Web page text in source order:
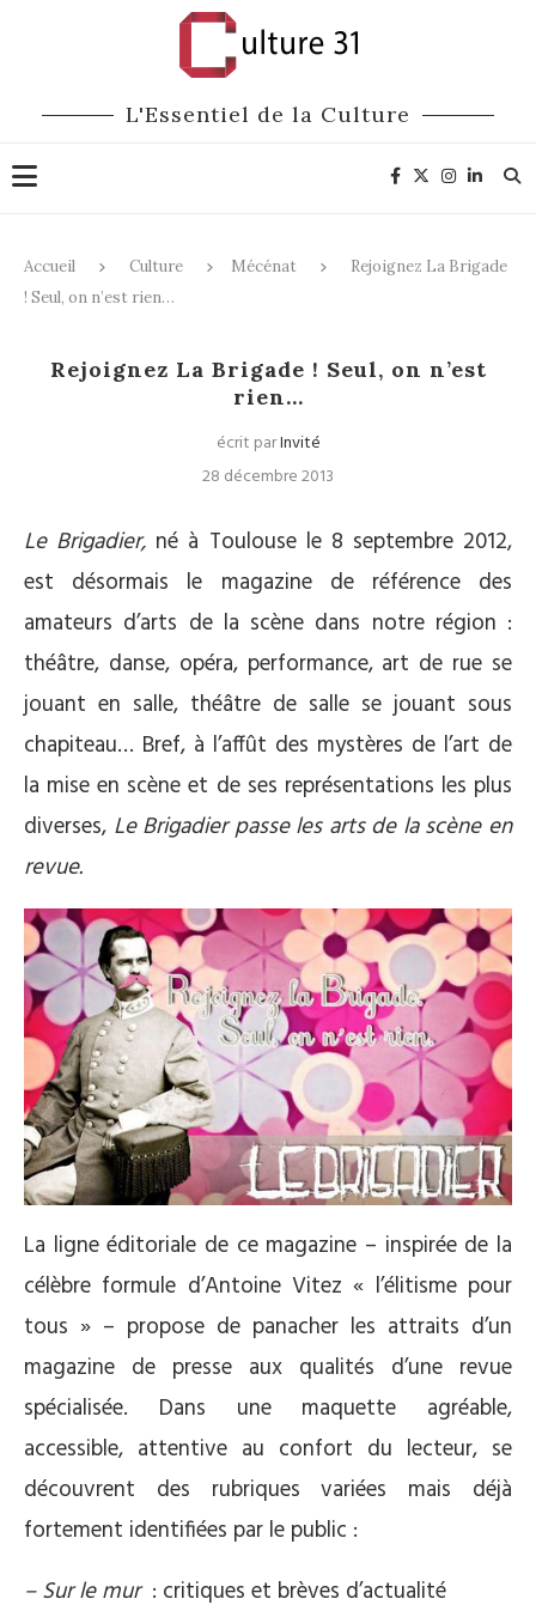
L'Essentiel de la Culture
Accueil Culture Mécénat
Rejoignez La Brigade
! Seul, on n’est rien…
Rejoignez La Brigade ! Seul, on n’est
rien…
écrit parInvité
28 décembre 2013
Le Brigadier, né à Toulouse le 8 septembre 2012,
est désormais le magazine de référence des
amateurs d’arts de la scène dans notre région :
théâtre, danse, opéra, performance, art de rue se
jouant en salle, théâtre de salle se jouant sous
chapiteau… Bref, à l’affût des mystères de l’art de
la mise en scène et de ses représentations les plus
diverses, Le Brigadier passe les arts de la scène en
revue.
La ligne éditoriale de ce magazine – inspirée de la
célèbre formule d’Antoine Vitez « l’élitisme pour
tous » – propose de panacher les attraits d’un
magazine de presse aux qualités d’une revue
spécialisée. Dans une maquette agréable,
accessible, attentive au confort du lecteur, se
découvrent des rubriques variées mais déjà
fortement identifiées par le public :
– Sur le mur: critiques et brèves d’actualité